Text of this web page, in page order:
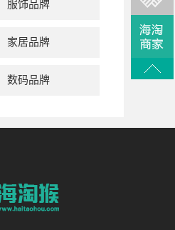
服饰品牌
家居品牌
数码品牌